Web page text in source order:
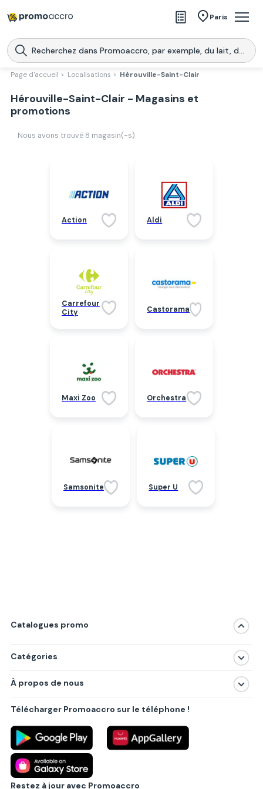
Paris
Magasins
Produits
Télécharge l’application
Promoaccro
Télécharger
Page d'accueil > Localisations > Hérouville-Saint-Clair
Hérouville-Saint-Clair - Magasins et
promotions
Nous avons trouvé 8 magasin(-s)
Action Aldi
Carrefour
City
Castorama
Maxi Zoo Orchestra
Samsonite Super U
Catalogues promo
Catégories
Produits
Villes principales
À propos de nous
Politique de confidentialité
Règlements
Partenariat B2B
Blog
Contact
Télécharger Promoaccro sur le téléphone !
Restez à jour avec Promoaccro